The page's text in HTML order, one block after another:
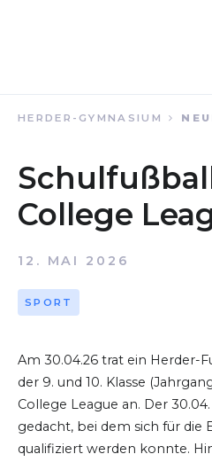
HERDER-GYMNASIUM
College
12. MAI 2026
SPORT
Am 30.04.26 trat ein Herder-
der 9. und 10. Klasse
College League an. Der
gedacht, bei dem sich für die
qualifiziert werden konnte.